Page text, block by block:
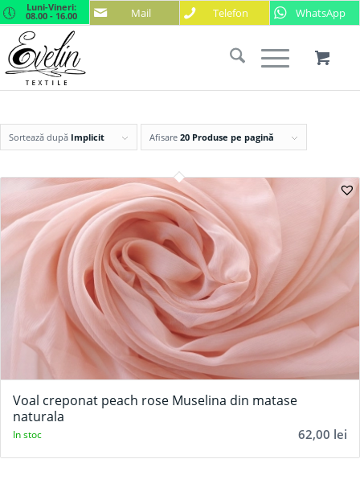
Mail Telefon WhatsApp
Luni-Vineri:
08.00 - 16.00
Sortează după Implicit Afisare 20 Produse pe pagină
Voal creponat peach rose Muselina din matase
naturala
62,00 lei
In stoc